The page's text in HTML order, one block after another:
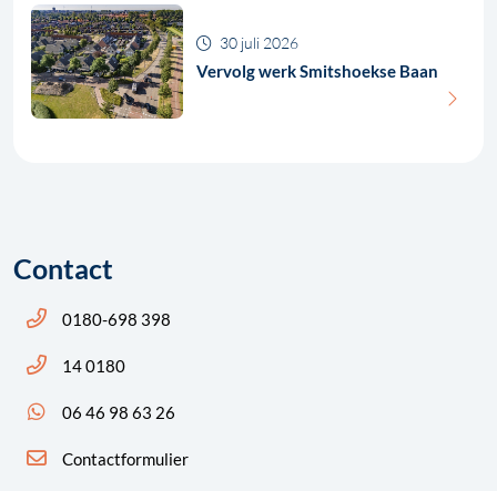
Vervolg werk Smitshoekse Baan
30 juli 2026
Contact
Bel ons: 14 0180
0180-698 398
Bel ons: 14 0180
14 0180
App ons: 06 46 98 63 26 (WhatsApp)
06 46 98 63 26
Contactformulier